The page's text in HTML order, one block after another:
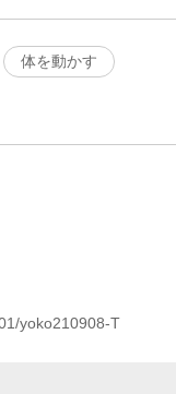
体を動かす
yoko210908-T